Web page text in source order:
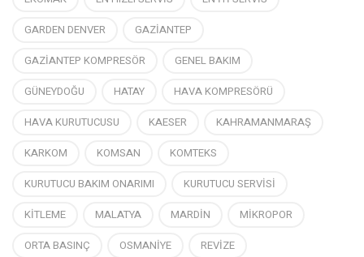
GARDEN DENVER
GAZİANTEP
GAZİANTEP KOMPRESÖR
GENEL BAKIM
GÜNEYDOĞU
HATAY
HAVA KOMPRESÖRÜ
HAVA KURUTUCUSU
KAESER
KAHRAMANMARAŞ
KARKOM
KOMSAN
KOMTEKS
KURUTUCU BAKIM ONARIMI
KURUTUCU SERVİSİ
KİTLEME
MALATYA MARDİN
MİKROPOR
ORTA BASINÇ
OSMANİYE
REVİZE